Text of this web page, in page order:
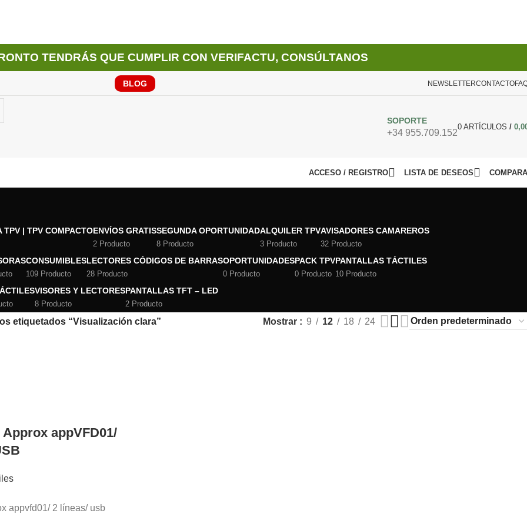
TENDRÁS QUE CUMPLIR CON VERIFACTU, CONSÚLTANOS
BLOG NEWSLETTERCONTACTO
SOPORTE
+34 955.709.152
0 ARTÍCULOS /
ACCESO / REGISTRO LISTA DE DESEOS
TPV | TPV COMPACTOENVÍOS GRATIS
2 Producto
SEGUNDA OPORTUNIDAD
8 Producto
ALQUILER TPV
3 Producto
AVISADORES CAMAREROS
32 Producto
CONSUMIBLES
109 Producto
LECTORES CÓDIGOS DE BARRAS
28 Producto
OPORTUNIDADES
0 Producto
PACK TPV
0 Producto
PANTALLAS TÁCTILES
10 Producto
VISORES Y LECTORES
8 Producto
PANTALLAS TFT – LED
2 Producto
etiquetados “Visualización clara” Mostrar 9 12 18 24
appVFD01/
appvfd01/ 2 líneas/ usb